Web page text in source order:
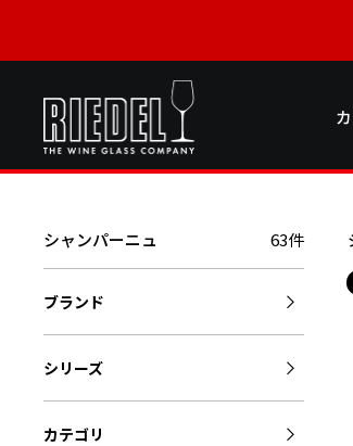
シャンパーニュ 63件
ブランド
シリーズ
カテゴリ